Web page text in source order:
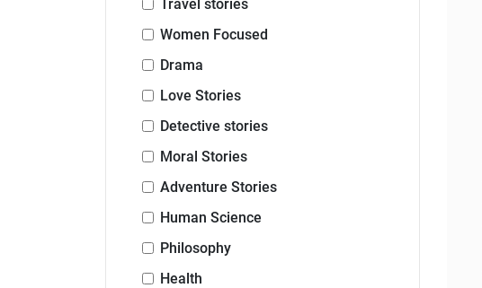
Travel stories
Women Focused
Drama
Love Stories
Detective stories
Moral Stories
Adventure Stories
Human Science
Philosophy
Health